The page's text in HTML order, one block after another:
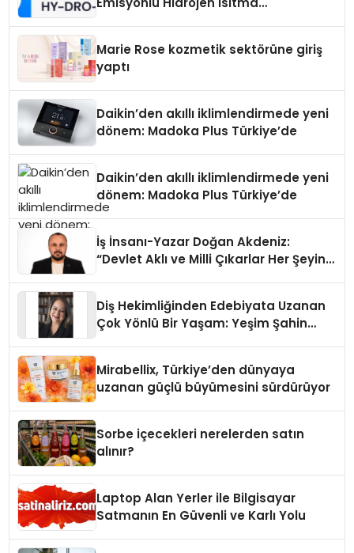
Marie Rose kozmetik sektörüne giriş
yaptı
Daikin’den akıllı iklimlendirmede yeni
dönem: Madoka Plus Türkiye’de
Daikin’den akıllı iklimlendirmede yeni
dönem: Madoka Plus Türkiye’de
İş İnsanı-Yazar Doğan Akdeniz:
“Devlet Aklı ve Milli Çıkarlar Her Şeyin
Diş Hekimliğinden Edebiyata Uzanan
Çok Yönlü Bir Yaşam: Yeşim Şahin
Mirabellix, Türkiye’den dünyaya
uzanan güçlü büyümesini sürdürüyor
Sorbe içecekleri nerelerden satın
alınır?
Laptop Alan Yerler ile Bilgisayar
Satmanın En Güvenli ve Karlı Yolu